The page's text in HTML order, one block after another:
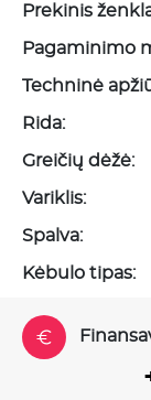
Prekinis
Pagaminimo
Techninė
Rida:
Greičių dėžė:
Variklis:
Spalva:
Kėbulo tipas: